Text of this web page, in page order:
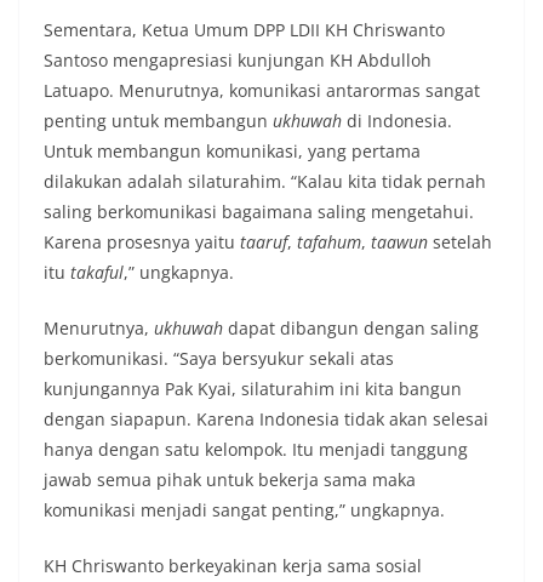
Sementara, Ketua Umum DPP LDII KH Chriswanto
Santoso mengapresiasi kunjungan KH Abdulloh
Latuapo. Menurutnya, komunikasi antarormas sangat
penting untuk membangun ukhuwah di Indonesia.
Untuk membangun komunikasi, yang pertama
dilakukan adalah silaturahim. “Kalau kita tidak pernah
saling berkomunikasi bagaimana saling mengetahui.
Karena prosesnya yaitu taaruf, tafahum, taawun setelah
itu takaful,” ungkapnya.
Menurutnya, ukhuwah dapat dibangun dengan saling
berkomunikasi. “Saya bersyukur sekali atas
kunjungannya Pak Kyai, silaturahim ini kita bangun
dengan siapapun. Karena Indonesia tidak akan selesai
hanya dengan satu kelompok. Itu menjadi tanggung
jawab semua pihak untuk bekerja sama maka
komunikasi menjadi sangat penting,” ungkapnya.
KH Chriswanto berkeyakinan kerja sama sosial